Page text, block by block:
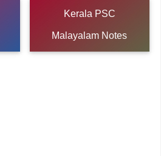
Kerala PSC
Malayalam Notes